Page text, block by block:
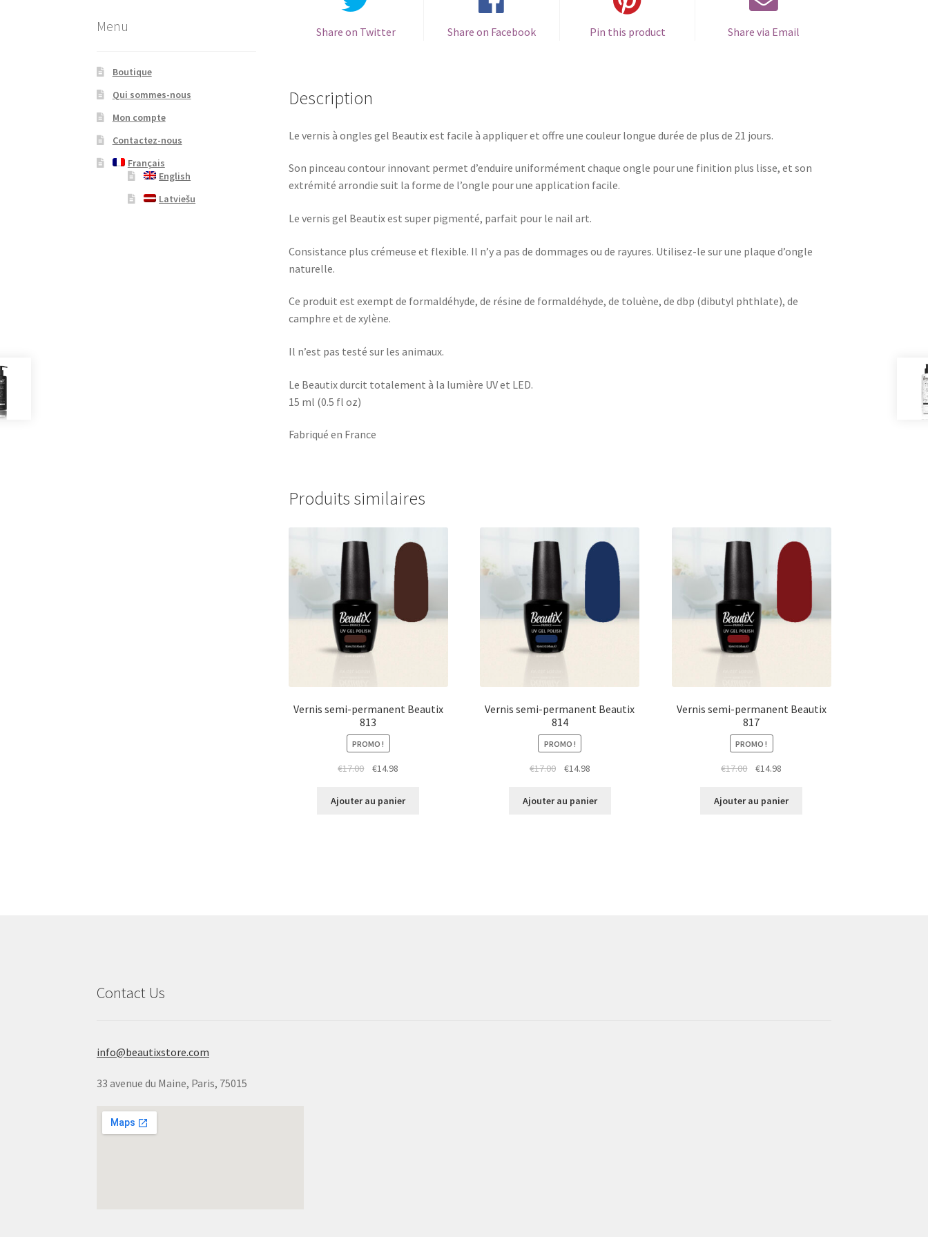
Share on Twitter Share on Facebook Pin this product Share via Email
Description
Le vernis à ongles gel Beautix est facile à appliquer et offre une couleur longue durée de plus de 21 jours.
Son pinceau contour innovant permet d’enduire uniformément chaque ongle pour une finition plus lisse, et son
extrémité arrondie suit la forme de l’ongle pour une application facile.
Le vernis gel Beautix est super pigmenté, parfait pour le nail art.
Consistance plus crémeuse et flexible. Il n’y a pas de dommages ou de rayures. Utilisez-le sur une plaque d’ongle
naturelle.
Ce produit est exempt de formaldéhyde, de résine de formaldéhyde, de toluène, de dbp (dibutyl phthlate), de
camphre et de xylène.
Il n’est pas testé sur les animaux.
Le Beautix durcit totalement à la lumière UV et LED.
15 ml (0.5 fl oz)
Fabriqué en France
Produits similaires
Vernis semi-permanent Beautix
813
PROMO !
€17.00
Le
initial
€14.98
actuel
Ajouter au panier
Vernis semi-permanent Beautix
814
PROMO !
€17.00
Le
initial
€14.98Le
actuel
Ajouter au panier
Vernis semi-permanent Beautix
817
PROMO !
€17.00
Le
initial
€14.98
actuel
Ajouter au panier
Menu
Boutique
Qui sommes-nous
Mon compte
Contactez-nous
Français
English
Latviešu
Contact Us
info@beautixstore.com
33 avenue du Maine, Paris, 75015